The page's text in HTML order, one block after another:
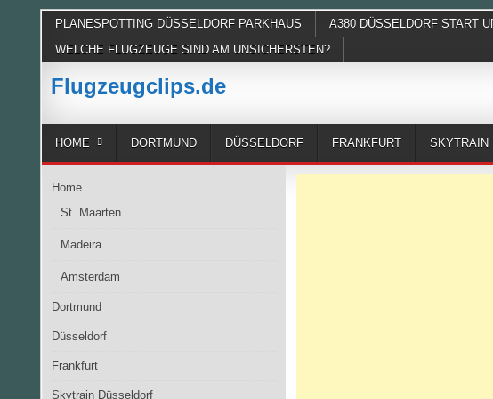
PLANESPOTTING DÜSSELDORF PARKHAUS A380 DÜSSELDORF START
WELCHE FLUGZEUGE SIND AM UNSICHERSTEN?
Flugzeugclips.de
HOME DORTMUND DÜSSELDORF FRANKFURT SKYTRAIN
Home
St. Maarten
Madeira
Amsterdam
Dortmund
Düsseldorf
Frankfurt
Skytrain Düsseldorf